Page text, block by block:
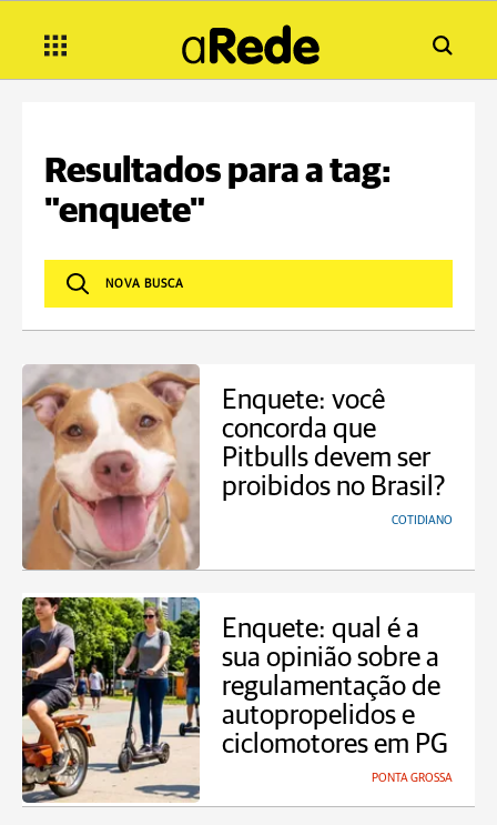
Resultados para a tag:
"enquete"
Enquete: você
concorda que
Pitbulls devem ser
proibidos no Brasil?
COTIDIANO
Enquete: qual é a
sua opinião sobre a
regulamentação de
autopropelidos e
ciclomotores em PG
PONTA GROSSA